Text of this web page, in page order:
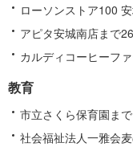
ローソンストア100
アピタ安城南店まで
カルディコーヒーフ
教育
市立さくら保育園ま
社会福祉法人一雅会